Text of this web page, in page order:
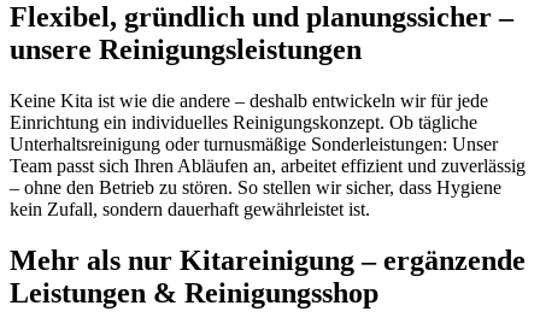
Flexibel, gründlich und planungssicher –
unsere Reinigungsleistungen
Keine Kita ist wie die andere – deshalb entwickeln wir für jede
Einrichtung ein individuelles Reinigungskonzept. Ob tägliche
Unterhaltsreinigung oder turnusmäßige Sonderleistungen: Unser
Team passt sich Ihren Abläufen an, arbeitet effizient und zuverlässig
– ohne den Betrieb zu stören. So stellen wir sicher, dass Hygiene
kein Zufall, sondern dauerhaft gewährleistet ist.
Mehr als nur Kitareinigung – ergänzende
Leistungen & Reinigungsshop